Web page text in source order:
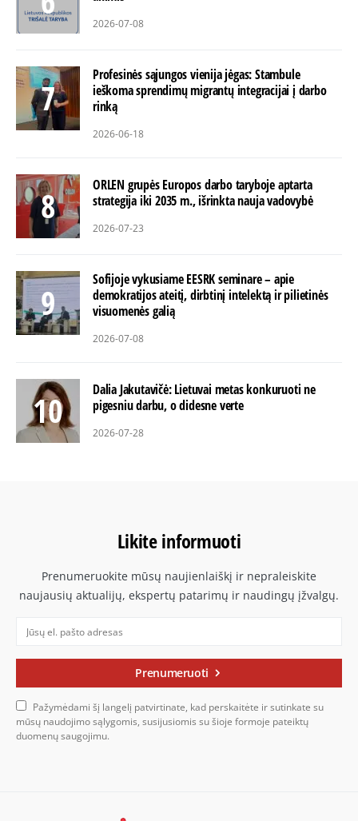
2026-07-08
Profesinės sąjungos vienija jėgas: Stambule
ieškoma sprendimų migrantų integracijai į darbo
rinką
2026-06-18
ORLEN grupės Europos darbo taryboje aptarta
strategija iki 2035 m., išrinkta nauja vadovybė
2026-07-23
Sofijoje vykusiame EESRK seminare – apie
demokratijos ateitį, dirbtinį intelektą ir pilietinės
visuomenės galią
2026-07-08
Dalia Jakutavičė: Lietuvai metas konkuruoti ne
pigesniu darbu, o didesne verte
2026-07-28
Likite informuoti
Prenumeruokite mūsų naujienlaiškį ir nepraleiskite
naujausių aktualijų, ekspertų patarimų ir naudingų įžvalgų.
Prenumeruoti
Pažymėdami šį langelį patvirtinate, kad perskaitėte ir sutinkate su
mūsų naudojimo sąlygomis, susijusiomis su šioje formoje pateiktų
duomenų saugojimu.